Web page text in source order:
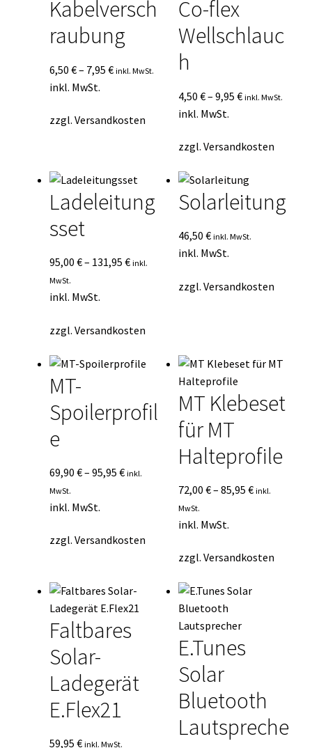
Kabelversch
raubung
6,50 €– 7,95 € inkl. MwSt.
inkl. MwSt.
zzgl. Versandkosten
Co-flex
Wellschlauc
h
4,50€–9,95€ inkl. MwSt.
inkl. MwSt.
zzgl.Versandkosten
Ladeleitung
sset
95,00 €– 131,95 € inkl.
MwSt.
inkl. MwSt.
zzgl. Versandkosten
Solarleitung
46,50€ inkl. MwSt.
inkl. MwSt.
zzgl.Versandkosten
MT-
Spoilerprofil
e
69,90 €– 95,95 € inkl.
MwSt.
inkl. MwSt.
zzgl. Versandkosten
MT Klebeset
für MT
Halteprofile
72,00€–85,95€ inkl.
MwSt.
inkl. MwSt.
zzgl.Versandkosten
Faltbares
Solar-
Ladegerät
E.Flex21
59,95 € inkl. MwSt.
E.Tunes
Solar
Bluetooth
Lautspreche